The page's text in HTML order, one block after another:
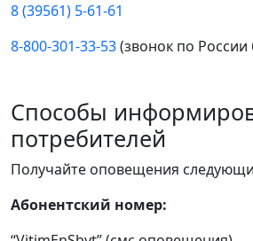
8 (39561) 5-61-61
8-800-301-33-53(звонок по
Способы
потребителей
Получайте оповещения
Абонентский номер: